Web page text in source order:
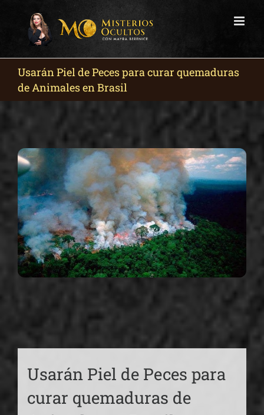
Usarán Piel de Peces para curar quemaduras
de Animales en Brasil
Usarán Piel de Peces para
curar quemaduras de